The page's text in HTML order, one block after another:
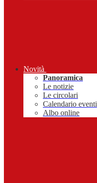
Novità
Panoramica
Le notizie
Le circolari
Calendario eventi
Albo online